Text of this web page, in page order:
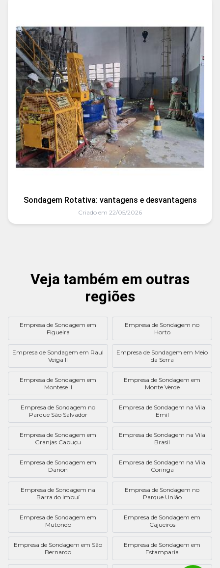
Sondagem Rotativa: vantagens e desvantagens
Criado em 22/05/2026
Veja também em outras
regiões
Empresa de Sondagem em
Figueira
Empresa de Sondagem no
Horto
Empresa de Sondagem em Raul
Veiga II
Empresa de Sondagem em Meio
da Serra
Empresa de Sondagem em
Montese II
Empresa de Sondagem em
Monte Verde
Empresa de Sondagem no
Parque São Salvador
Empresa de Sondagem na Vila
Emil
Empresa de Sondagem em
Granjas Cabuçu
Empresa de Sondagem na Vila
Brasil
Empresa de Sondagem em
Danon
Empresa de Sondagem na Vila
Coringa
Empresa de Sondagem na
Barra do Imbuí
Empresa de Sondagem no
Parque União
Empresa de Sondagem em
Mutondo
Empresa de Sondagem em
Cajueiros
Empresa de Sondagem em São
Bernardo
Empresa de Sondagem em
Estamparia